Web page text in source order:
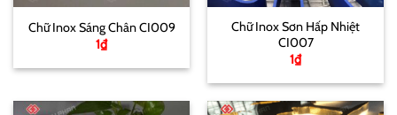
Chữ Inox Sáng Chân CI009
1₫
Chữ Inox Sơn Hấp Nhiệt
CI007
1₫